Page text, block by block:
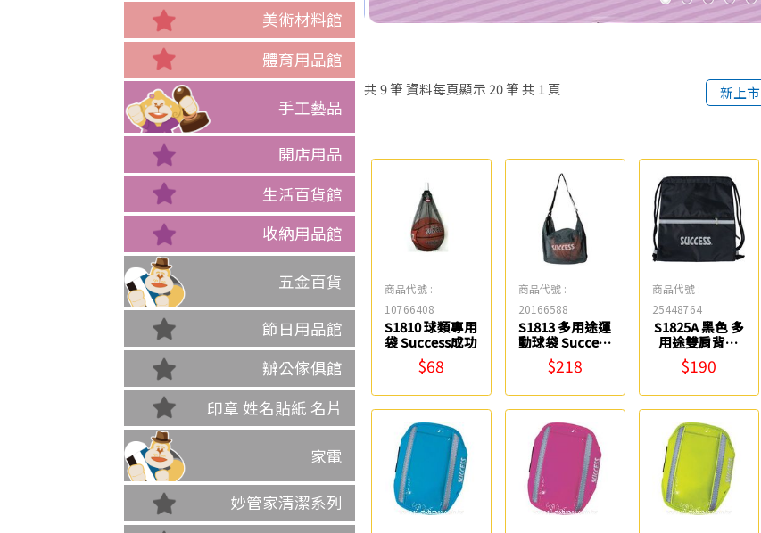
美術材料館
體育用品館
手工藝品
開店用品
生活百貨館
收納用品館
五金百貨
節日用品館
辦公傢俱館
印章 姓名貼紙 名片
家電
妙管家清潔系列
共 9筆 資料每頁顯示 20筆 共 1頁 新上市
商品代號 :
10766408
S1810 球類專用
袋 Success成功
$68
商品代號 :
20166588
S1813 多用途運
動球袋 Success
成功
$218
商品代號 :
25448764
S1825A 黑色 多
用途雙肩背袋
Success成功
$190